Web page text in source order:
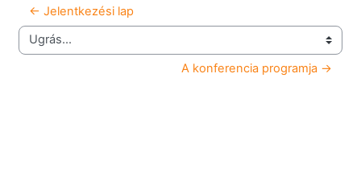
← Jelentkezési lap
Ugrás...
A konferencia programja →